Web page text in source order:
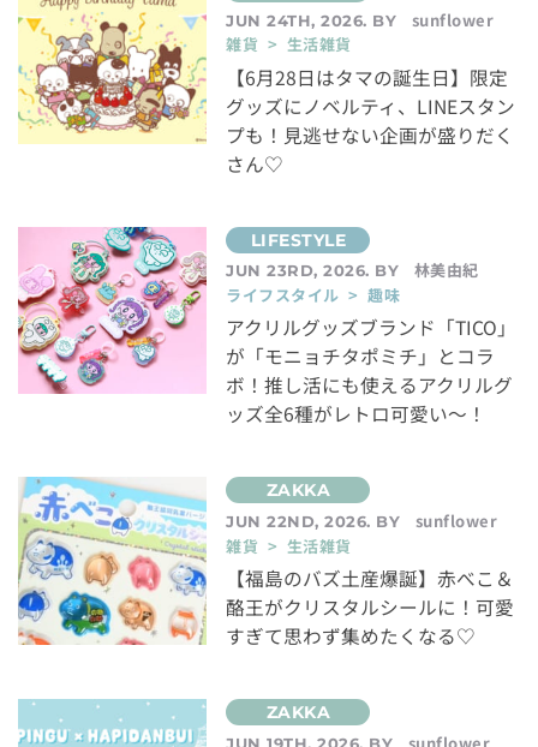
JUN 24TH, 2026. BY
sunflower
雑貨 > 生活雑貨
【6月28日はタマの誕生日】限定
グッズにノベルティ、LINEスタン
プも！見逃せない企画が盛りだく
さん♡
JUN 23RD, 2026. BY
林美由紀
ライフスタイル > 趣味
アクリルグッズブランド「TICO」
が「モニョチタポミチ」とコラ
ボ！推し活にも使えるアクリルグ
ッズ全6種がレトロ可愛い～！
JUN 22ND, 2026. BY
sunflower
雑貨 > 生活雑貨
【福島のバズ土産爆誕】赤べこ＆
酪王がクリスタルシールに！可愛
すぎて思わず集めたくなる♡
JUN 19TH, 2026. BY